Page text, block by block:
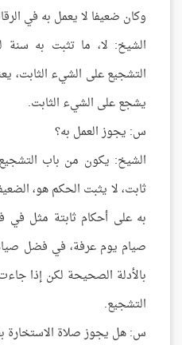
وكان ضعيفا لا يعمل به في
الشيخ: لا، ما تثبت به
التشجيع على الشيء الثابت،
يشجع على الشيء الثابت.
س: يجوز العمل به؟
الشيخ: يكون من باب
ثابت، لا يثبت الحكم هو،
به على أحكام ثابتة مثل
صيام يوم عرفة، في فضل
بالأدلة الصحيحة لكن إذا
التشجيع.
س: هل يجوز صلاة الاستخارة